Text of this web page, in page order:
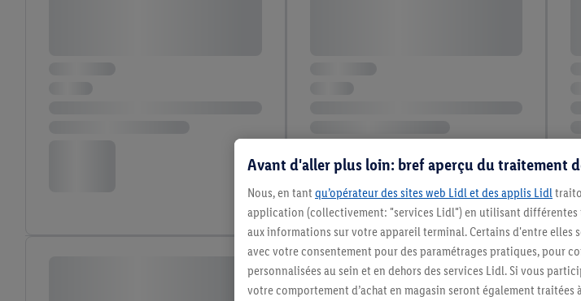
Avant d'aller plus loin: bref aperçu du traitement
Nous, en tant qu’opérateur des sites web Lidl et des applis Lidl
application (collectivement: "services Lidl") en utilisant
aux informations sur votre appareil terminal. Certains d'entre elles
avec votre consentement pour des paramétrages pratiques, pour
personnalisées au sein et en dehors des services Lidl. Si vous
votre comportement d’achat en magasin seront également traitées